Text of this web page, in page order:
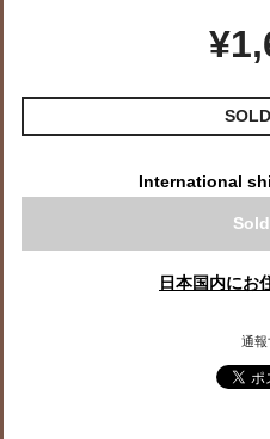
International
日本国内にお
通報